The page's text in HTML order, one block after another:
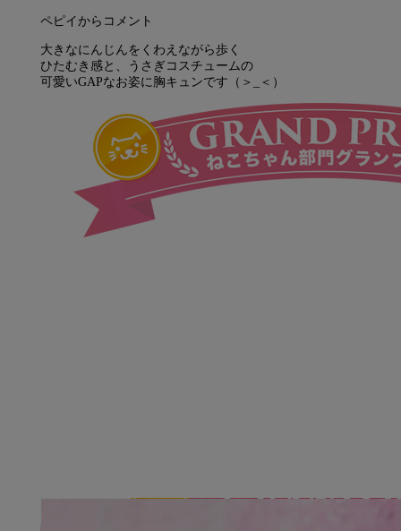
ペピイからコメント
大きなにんじんをくわえながら歩く
ひたむき感と、うさぎコスチュームの
可愛いGAPなお姿に胸キュンです（＞_＜）